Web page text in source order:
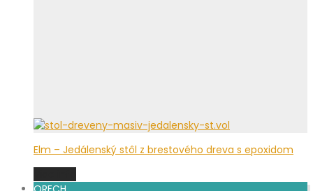
Elm – Jedálenský stôl z brestového dreva s epoxidom